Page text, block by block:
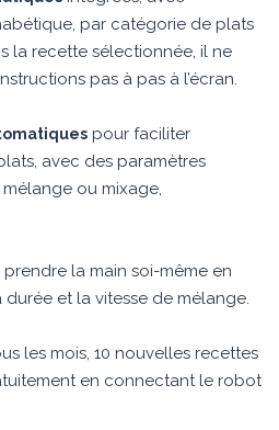
par catégorie de plats
la recette sélectionnée, il ne
pas à pas à l’écran.
pour faciliter
avec des paramètres
ou mixage,
prendre la main soi-même en
et la vitesse de mélange.
les mois, 10 nouvelles recettes
en connectant le robot